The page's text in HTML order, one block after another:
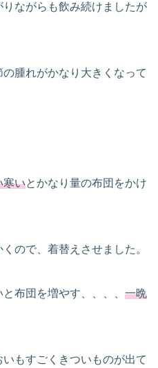
ながらも飲み続けましたが
の腫れがかなり大きくなって
寒いとかなり量の布団をかけ
ので、着替えさせました。
布団を増やす、、、、 一晩
もすごくきついものが出て